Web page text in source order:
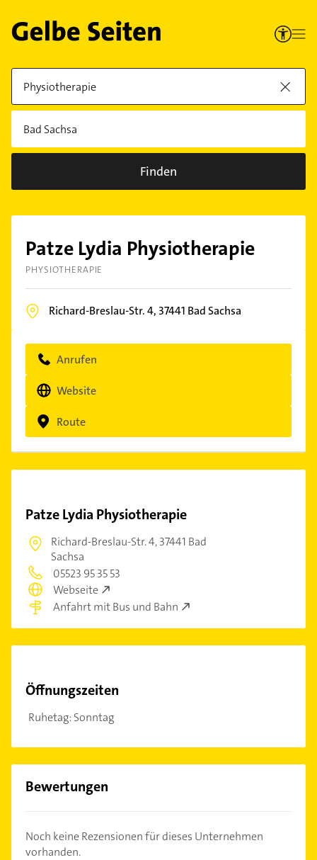
Finden
Patze Lydia Physiotherapie
PHYSIOTHERAPIE
Richard-Breslau-Str. 4, 37441 Bad Sachsa
Anrufen
Website
Route
Patze Lydia Physiotherapie
Richard-Breslau-Str. 4,37441 Bad
Sachsa
05523 95 35 53
Webseite
Anfahrt mit Bus und Bahn
Öffnungszeiten
Ruhetag: Sonntag
Bewertungen
Noch keine Rezensionen für dieses Unternehmen
vorhanden.